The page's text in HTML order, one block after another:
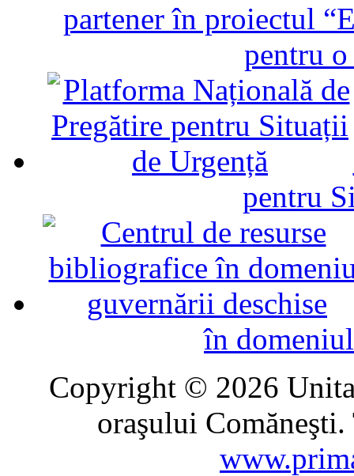
partener în proiectul
pentru
pentru
în
Copyright © 2026
oraşului